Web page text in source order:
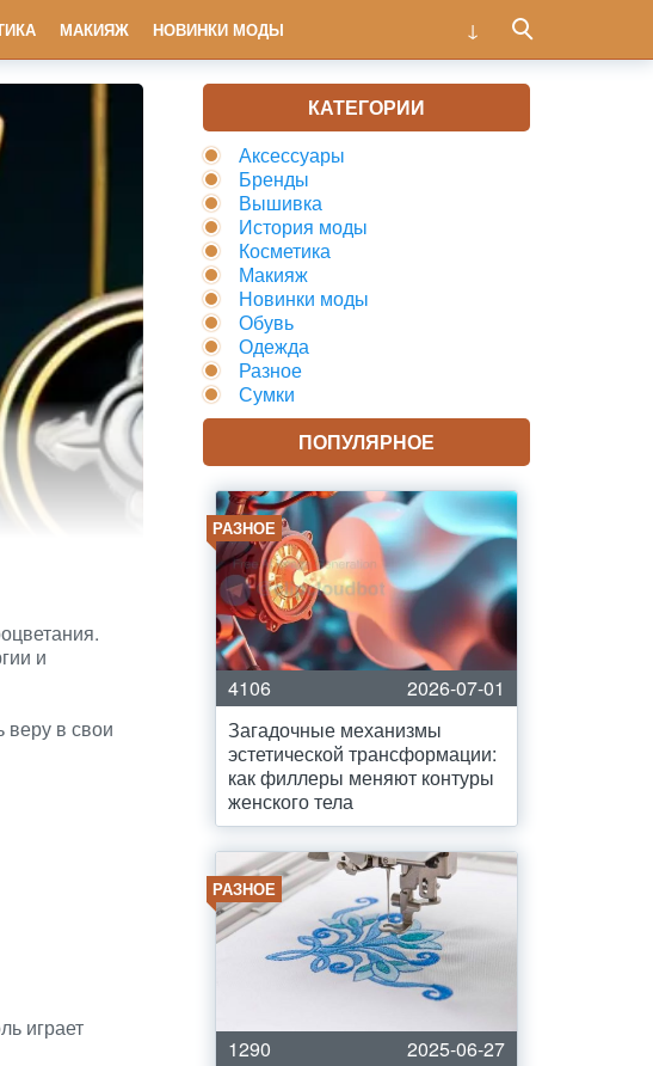
МАКИЯЖ НОВИНКИ МОДЫ
и
веру в свои
играет
КАТЕГОРИИ
Аксессуары
Бренды
Вышивка
История моды
Косметика
Макияж
Новинки моды
Обувь
Одежда
Разное
Сумки
ПОПУЛЯРНОЕ
РАЗНОЕ
4106
2026-07-01
Загадочные механизмы
эстетической трансформации:
как филлеры меняют контуры
женского тела
РАЗНОЕ
1290
2025-06-27